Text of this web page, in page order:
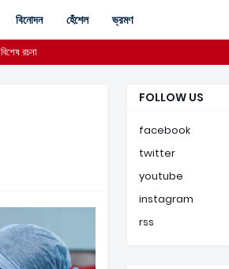
বিনোদন হেঁশেল ভ্রমণ
বিশেষ রচনা
FOLLOW US
facebook
twitter
youtube
instagram
rss